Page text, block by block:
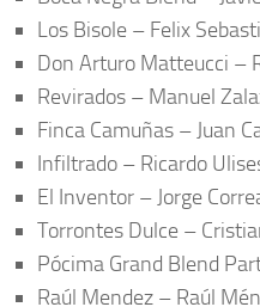
Los Bisole – Felix
Don Arturo Matteucci –
Revirados – Manuel
Finca Camuñas – Juan
Infiltrado – Ricardo
El Inventor – Jorge
Torrontes Dulce –
Pócima Grand Blend
Raúl Mendez – Raúl